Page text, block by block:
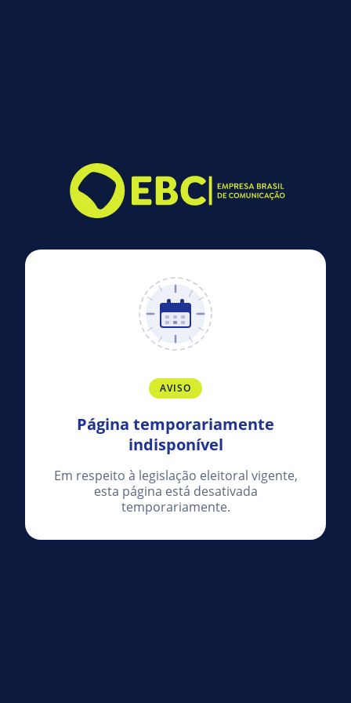
AVISO
Página temporariamente
indisponível
Em respeito à legislação eleitoral vigente,
esta página está desativada
temporariamente.